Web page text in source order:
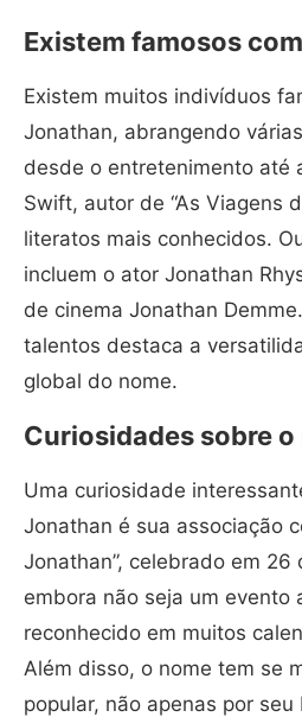
Existem famosos
Existem muitos indivíduos
Jonathan, abrangendo
desde o entretenimento até
Swift, autor de “As Viagens
literatos mais conhecidos.
incluem o ator Jonathan
de cinema Jonathan
talentos destaca a
global do nome.
Curiosidades sobre
Uma curiosidade
Jonathan é sua associação
Jonathan”, celebrado em 26
embora não seja um evento
reconhecido em muitos
Além disso, o nome tem se
popular, não apenas por